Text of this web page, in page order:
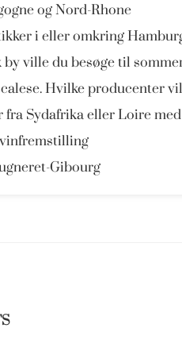
og Nord-Rhone
i eller omkring
ville du besøge til
Hvilke producenter
fra Sydafrika eller Loire
Gibourg